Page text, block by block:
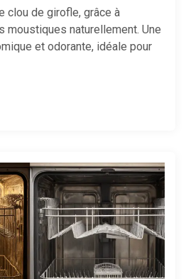
clou de girofle, grâce à
moustiques naturellement. Une
et odorante, idéale pour